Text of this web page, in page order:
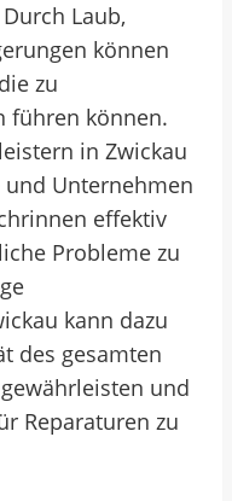
Laub,
können
zu
führen können.
in Zwickau
Unternehmen
effektiv
Probleme zu
kann dazu
des gesamten
und
Reparaturen zu